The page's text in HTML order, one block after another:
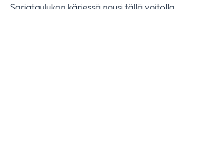
Sarjataulukon kärjessä nousi tällä voitolla